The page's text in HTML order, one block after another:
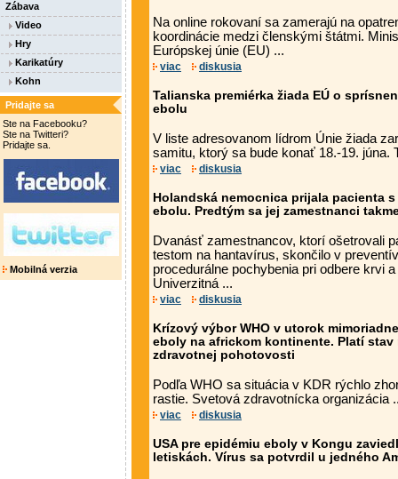
Zábava
Video
Hry
Karikatúry
Kohn
Pridajte sa
Ste na Facebooku?
Ste na Twitteri?
Pridajte sa.
Mobilná verzia
Na online rokovaní sa zamerajú na
koordinácie medzi členskými štátmi.
Európskej únie (EU) ...
viac diskusia
Talianska premiérka žiada EÚ o
ebolu
V liste adresovanom lídrom Únie žiada
samitu, ktorý sa bude konať 18.-19. júna.
viac diskusia
Holandská nemocnica prijala pacienta
ebolu. Predtým sa jej zamestnanci
Dvanásť zamestnancov, ktorí ošetrovali
testom na hantavírus, skončilo v
procedurálne pochybenia pri odbere krvi
Univerzitná ...
viac diskusia
Krízový výbor WHO v utorok
eboly na africkom kontinente. Platí stav
zdravotnej pohotovosti
Podľa WHO sa situácia v KDR rýchlo
rastie. Svetová zdravotnícka organizácia
viac diskusia
USA pre epidémiu eboly v Kongu
letiskách. Vírus sa potvrdil u jedného